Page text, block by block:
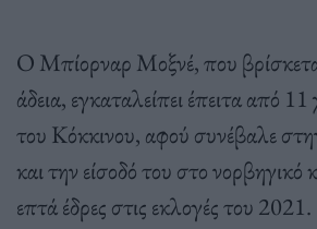
Ο Μπίορναρ Μοξνέ, που
άδεια, εγκαταλείπει έπειτα από
του Κόκκινου, αφού συνέβαλε
και την είσοδό του στο νορβηγικό
επτά έδρες στις εκλογές του 2021.